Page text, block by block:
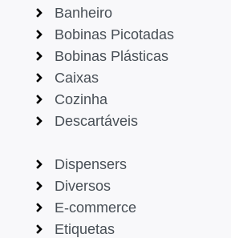
Banheiro
Bobinas Picotadas
Bobinas Plásticas
Caixas
Cozinha
Descartáveis
Dispensers
Diversos
E-commerce
Etiquetas